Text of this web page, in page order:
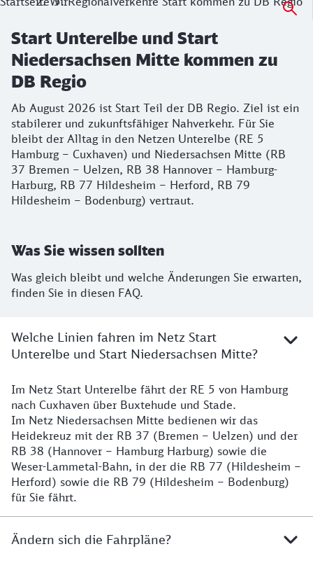
Start Unterelbe und Start
Niedersachsen Mitte kommen zu
DB Regio
Ab August 2026 ist Start Teil der DB Regio. Ziel ist ein
stabilerer und zukunftsfähiger Nahverkehr. Für Sie
bleibt der Alltag in den Netzen Unterelbe (RE 5
Hamburg – Cuxhaven) und Niedersachsen Mitte (RB
37 Bremen – Uelzen, RB 38 Hannover – Hamburg-
Harburg, RB 77 Hildesheim – Herford, RB 79
Hildesheim – Bodenburg) vertraut.
Was Sie wissen sollten
Was gleich bleibt und welche Änderungen Sie erwarten,
finden Sie in diesen FAQ.
Welche Linien fahren im Netz Start
Unterelbe und Start Niedersachsen Mitte?
Details
Im Netz Start Unterelbe fährt der RE 5 von Hamburg
nach Cuxhaven über Buxtehude und Stade.
Im Netz Niedersachsen Mitte bedienen wir das
Heidekreuz mit der RB 37 (Bremen – Uelzen) und der
RB 38 (Hannover – Hamburg Harburg) sowie die
Weser-Lammetal-Bahn, in der die RB 77 (Hildesheim –
Herford) sowie die RB 79 (Hildesheim – Bodenburg)
für Sie fährt.
Ändern sich die Fahrpläne?